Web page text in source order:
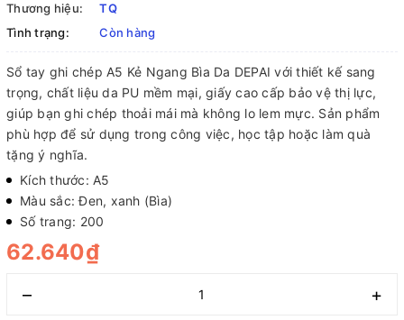
Thương hiệu:
TQ
Tình trạng:
Còn hàng
Sổ tay ghi chép A5 Kẻ Ngang Bìa Da DEPAI với thiết kế sang
trọng, chất liệu da PU mềm mại, giấy cao cấp bảo vệ thị lực,
giúp bạn ghi chép thoải mái mà không lo lem mực. Sản phẩm
phù hợp để sử dụng trong công việc, học tập hoặc làm quà
tặng ý nghĩa.
Kích thước: A5
Màu sắc: Đen, xanh (Bìa)
Số trang: 200
62.640₫
– +